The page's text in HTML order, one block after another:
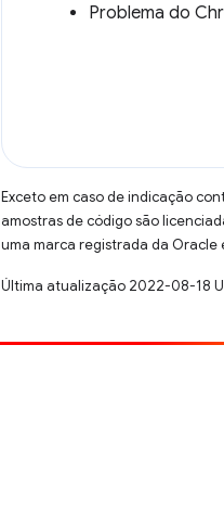
Problema do
Exceto em caso de indicação
amostras de código são
uma marca registrada da Oracle
Última atualização 2022-08-18